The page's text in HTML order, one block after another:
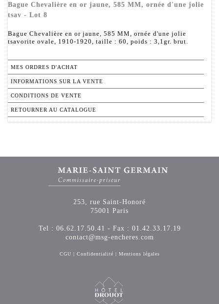
Bague Chevalière en or jaune, 585 MM, ornée d'une jolie
tsav - Lot 8
Bague Chevalière en or jaune, 585 MM, ornée d'une jolie
tsavorite ovale, 1910-1920, taille : 60, poids : 3,1gr. brut.
MES ORDRES D'ACHAT
INFORMATIONS SUR LA VENTE
CONDITIONS DE VENTE
RETOURNER AU CATALOGUE
253, rue Saint-Honoré
75001 Paris
Tel : 06.62.17.50.41 - Fax : 01.42.33.17.19
contact@msg-encheres.com
CGU | Confidentialité | Mentions légales